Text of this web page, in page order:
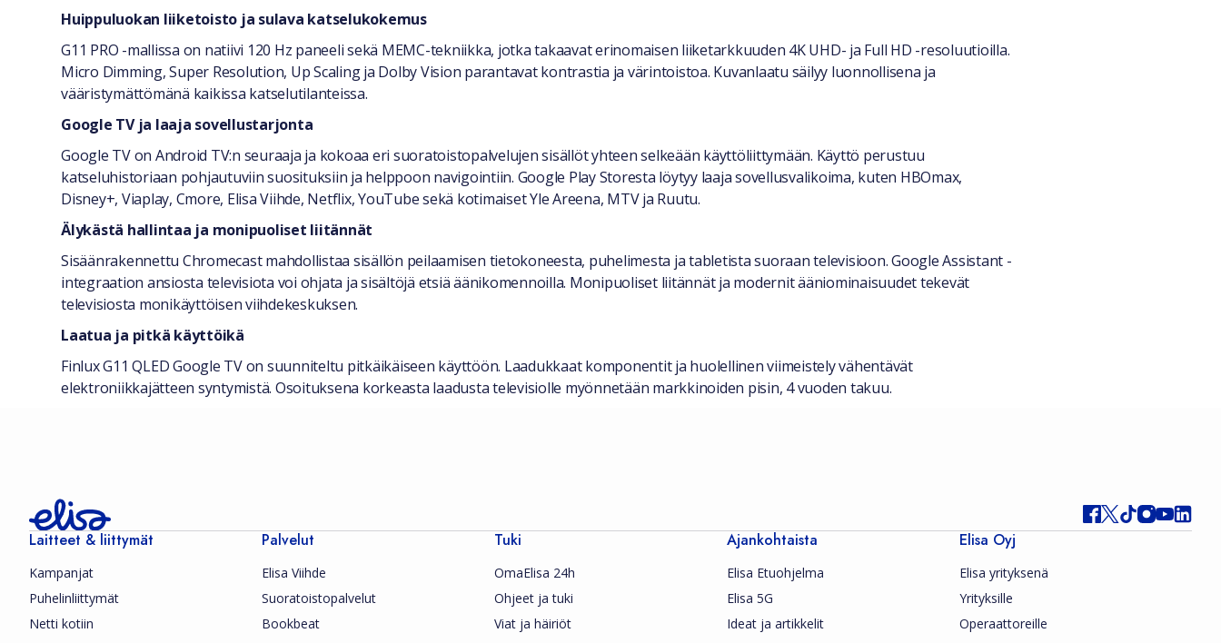
Huippuluokan liiketoisto ja sulava katselukokemus
G11 PRO -mallissa on natiivi 120 Hz paneeli sekä MEMC-tekniikka, jotka takaavat erinomaisen liiketarkkuuden 4K UHD- ja Full HD -resoluutioilla.
Micro Dimming, Super Resolution, Up Scaling ja Dolby Vision parantavat kontrastia ja värintoistoa. Kuvanlaatu säilyy luonnollisena ja
vääristymättömänä kaikissa katselutilanteissa.
Google TV ja laaja sovellustarjonta
Google TV on Android TV:n seuraaja ja kokoaa eri suoratoistopalvelujen sisällöt yhteen selkeään käyttöliittymään. Käyttö perustuu
katseluhistoriaan pohjautuviin suosituksiin ja helppoon navigointiin. Google Play Storesta löytyy laaja sovellusvalikoima, kuten HBOmax,
Disney+, Viaplay, Cmore, Elisa Viihde, Netflix, YouTube sekä kotimaiset Yle Areena, MTV ja Ruutu.
Älykästä hallintaa ja monipuoliset liitännät
Sisäänrakennettu Chromecast mahdollistaa sisällön peilaamisen tietokoneesta, puhelimesta ja tabletista suoraan televisioon. Google Assistant -
integraation ansiosta televisiota voi ohjata ja sisältöjä etsiä äänikomennoilla. Monipuoliset liitännät ja modernit ääniominaisuudet tekevät
televisiosta monikäyttöisen viihdekeskuksen.
Laatua ja pitkä käyttöikä
Finlux G11 QLED Google TV on suunniteltu pitkäikäiseen käyttöön. Laadukkaat komponentit ja huolellinen viimeistely vähentävät
elektroniikkajätteen syntymistä. Osoituksena korkeasta laadusta televisiolle myönnetään markkinoiden pisin, 4 vuoden takuu.
Laitteet & liittymät
Kampanjat
Puhelinliittymät
Netti kotiin
Palvelut
Elisa Viihde
Suoratoistopalvelut
Bookbeat
Tuki
OmaElisa 24h
Ohjeet ja tuki
Viat ja häiriöt
Ajankohtaista
Elisa Etuohjelma
Elisa 5G
Ideat ja artikkelit
Elisa Oyj
Elisa yrityksenä
Yrityksille
Operaattoreille